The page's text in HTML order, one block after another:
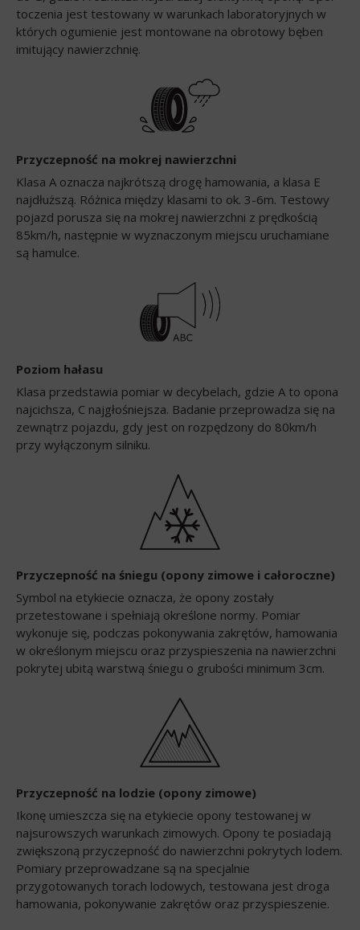
toczenia jest testowany w warunkach laboratoryjnych w
których ogumienie jest montowane na obrotowy bęben
imitujący nawierzchnię.
Przyczepność na mokrej nawierzchni
Klasa A oznacza najkrótszą drogę hamowania, a klasa E
najdłuższą. Różnica między klasami to ok. 3-6m. Testowy
pojazd porusza się na mokrej nawierzchni z prędkością
85km/h, następnie w wyznaczonym miejscu uruchamiane
są hamulce.
Poziom hałasu
Klasa przedstawia pomiar w decybelach, gdzie A to opona
najcichsza, C najgłośniejsza. Badanie przeprowadza się na
zewnątrz pojazdu, gdy jest on rozpędzony do 80km/h
przy wyłączonym silniku.
Przyczepność na śniegu (opony zimowe i całoroczne)
Symbol na etykiecie oznacza, że opony zostały
przetestowane i spełniają określone normy. Pomiar
wykonuje się, podczas pokonywania zakrętów, hamowania
w określonym miejscu oraz przyspieszenia na nawierzchni
pokrytej ubitą warstwą śniegu o grubości minimum 3cm.
Przyczepność na lodzie (opony zimowe)
Ikonę umieszcza się na etykiecie opony testowanej w
najsurowszych warunkach zimowych. Opony te posiadają
zwiększoną przyczepność do nawierzchni pokrytych lodem.
Pomiary przeprowadzane są na specjalnie
przygotowanych torach lodowych, testowana jest droga
hamowania, pokonywanie zakrętów oraz przyspieszenie.